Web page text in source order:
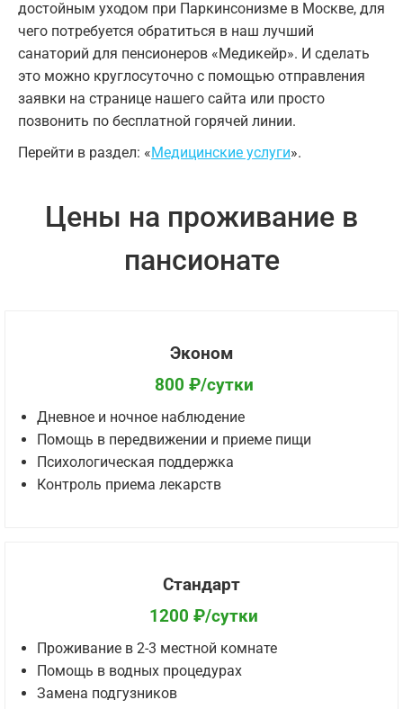
достойным уходом при Паркинсонизме в Москве, для
чего потребуется обратиться в наш лучший
санаторий для пенсионеров «Медикейр». И сделать
это можно круглосуточно с помощью отправления
заявки на странице нашего сайта или просто
позвонить по бесплатной горячей линии.
Перейти в раздел: «Медицинские услуги».
Цены на проживание в
пансионате
Эконом
800 ₽/сутки
Дневное и ночное наблюдение
Помощь в передвижении и приеме пищи
Психологическая поддержка
Контроль приема лекарств
Стандарт
1200 ₽/сутки
Проживание в 2-3 местной комнате
Помощь в водных процедурах
Замена подгузников